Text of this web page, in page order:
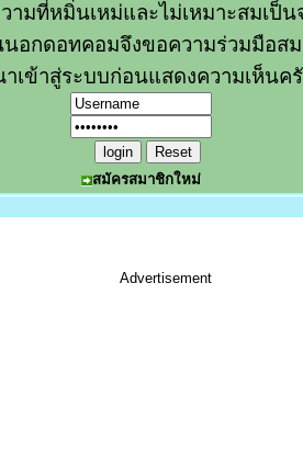
ามที่หมิ่นเหม่และไม่เหมาะสมเป็
อกดอทคอมจึงขอความร่วมมือส
เข้าสู่ระบบก่อนแสดงความเห็นค
สมัครสมาชิกใหม่
Advertisement